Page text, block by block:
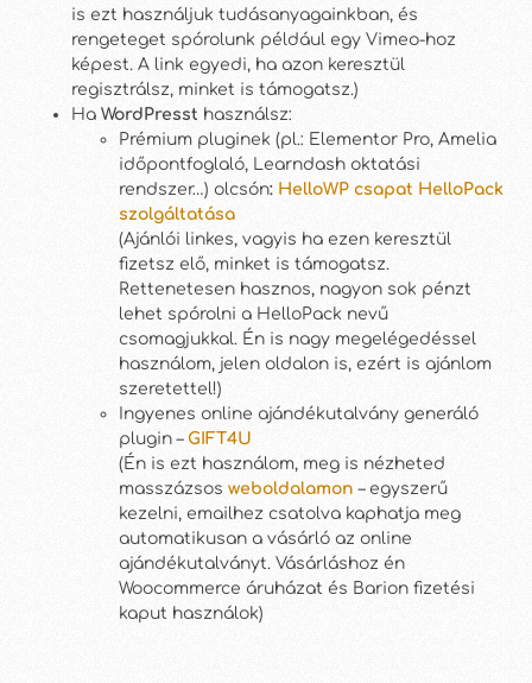
is ezt használjuk tudásanyagainkban, és
rengeteget spórolunk például egy Vimeo-hoz
képest. A link egyedi, ha azon keresztül
regisztrálsz, minket is támogatsz.)
Ha WordPresst használsz:
Prémium pluginek (pl.: Elementor Pro, Amelia
időpontfoglaló, Learndash oktatási
rendszer…) olcsón: HelloWP csapat HelloPack
szolgáltatása
(Ajánlói linkes, vagyis ha ezen keresztül
fizetsz elő, minket is támogatsz.
Rettenetesen hasznos, nagyon sok pénzt
lehet spórolni a HelloPack nevű
csomagjukkal. Én is nagy megelégedéssel
használom, jelen oldalon is, ezért is ajánlom
szeretettel!)
Ingyenes online ajándékutalvány generáló
plugin – GIFT4U
(Én is ezt használom, meg is nézheted
masszázsos weboldalamon – egyszerű
kezelni, emailhez csatolva kaphatja meg
automatikusan a vásárló az online
ajándékutalványt. Vásárláshoz én
Woocommerce áruházat és Barion fizetési
kaput használok)